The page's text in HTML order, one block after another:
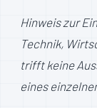
Hinweis zur
Technik,
trifft keine
eines